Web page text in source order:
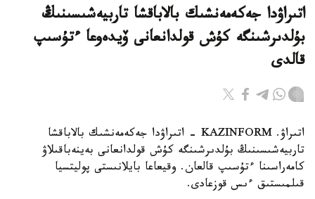
اتىراۋدا جەكەمەنشىك بالاباقشا تاربيەشىسىنىڭ
بۇلدىرشىنگە كۇش قولدانعانى ۆيدەوعا ءتۇسىپ
قالدى
اتىراۋ. KAZINFORM - اتىراۋدا جەكەمەنشىك بالاباقشا
تاربيەشىسىنىڭ بۇلدىرشىنگە كۇش قولدانعانى بەينەباقىلاۋ
كامەراسىنا ءتۇسىپ قالعان. وقيعاعا بايلانىستى پوليتسيا
قىلمىستىق ءىس قوزعادى.